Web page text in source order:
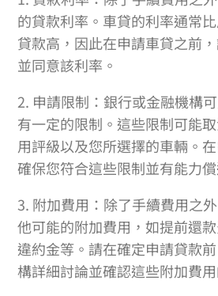
的貸款利率。車貸的利率通常
貸款高，因此在申請車貸之前
並同意該利率。
2. 申請限制：銀行或金融機構
有一定的限制。這些限制可能
用評級以及您所選擇的車輛。
確保您符合這些限制並有能力償
3. 附加費用：除了手續費用之
他可能的附加費用，如提前還
違約金等。請在確定申請貸款
構詳細討論並確認這些附加費